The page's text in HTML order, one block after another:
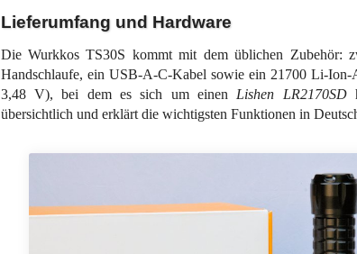
Lieferumfang und Hardware
Die Wurkkos TS30S kommt mit dem üblichen Zubehör:
Handschlaufe, ein USB-A-C-Kabel sowie ein 21700 Li-
3,48 V), bei dem es sich um einen Lishen LR2170SD
übersichtlich und erklärt die wichtigsten Funktionen in